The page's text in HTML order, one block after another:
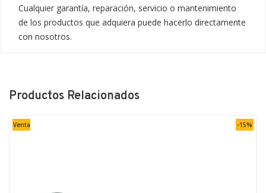
Cualquier garantía, reparación, servicio o mantenimiento
de los productos que adquiera puede hacerlo directamente
con nosotros.
Productos Relacionados
Venta -15%